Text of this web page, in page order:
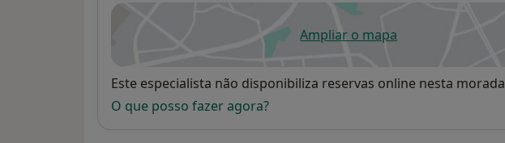
Ampliar o mapaabre num novo separador
Disponibilidade
Este especialista não disponibiliza reservas online nesta morada
O que posso fazer agora?